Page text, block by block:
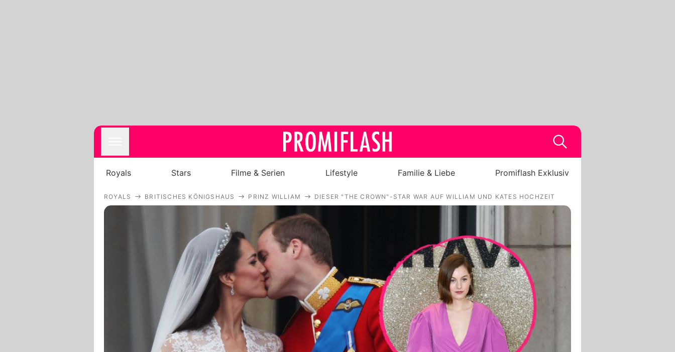
Royals
Filme & Serien
Lifestyle
Familie & Liebe
Promiflash Exklusiv
Alle Themen auf Promiflash
Royals Stars Filme & Serien Lifestyle Familie & Liebe Promiflash Exklusiv
ROYALS BRITISCHES KÖNIGSHAUS PRINZ WILLIAM DIESER "THE CROWN"-STAR WAR AUF WILLIAM UND KATES HOCHZEIT